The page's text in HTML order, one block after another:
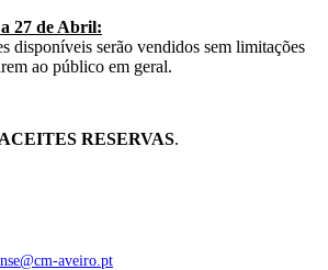
27 de Abril:
disponíveis serão vendidos sem limitações
ao público em geral.
RESERVAS.
aveiro.pt